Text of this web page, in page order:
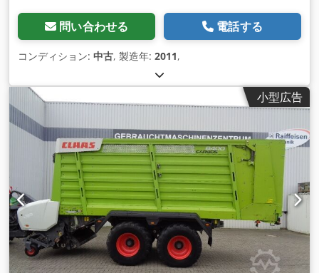
問い合わせる 電話する
コンディション: 中古, 製造年: 2011,
小型広告